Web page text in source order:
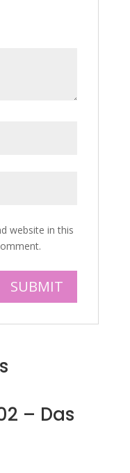
website in this
– Das